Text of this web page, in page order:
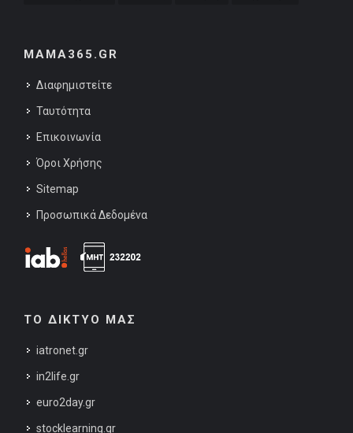
MAMA365.GR
Διαφημιστείτε
Ταυτότητα
Επικοινωνία
Όροι Χρήσης
Sitemap
Προσωπικά Δεδομένα
ΤΟ ΔΙΚΤΥΟ ΜΑΣ
iatronet.gr
in2life.gr
euro2day.gr
stocklearning.gr